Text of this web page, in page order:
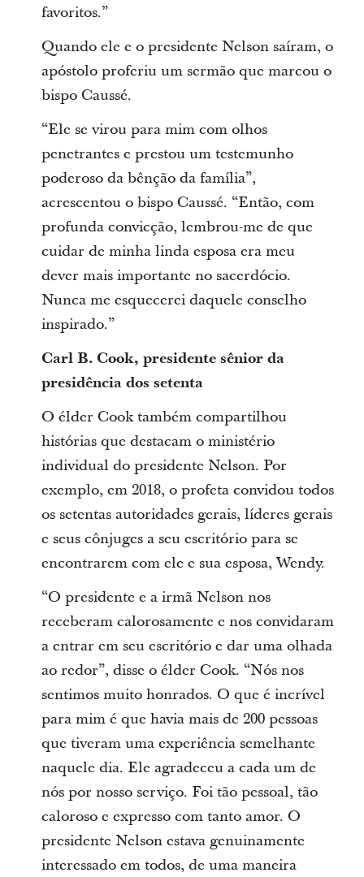
favoritos.”
Quando ele e o presidente Nelson saíram, o
apóstolo proferiu um sermão que marcou o
bispo Caussé.
“Ele se virou para mim com olhos
penetrantes e prestou um testemunho
poderoso da bênção da família”,
acrescentou o bispo Caussé. “Então, com
profunda convicção, lembrou-me de que
cuidar de minha linda esposa era meu
dever mais importante no sacerdócio.
Nunca me esquecerei daquele conselho
inspirado.”
Carl B. Cook, presidente sênior da
presidência dos setenta
O élder Cook também compartilhou
histórias que destacam o ministério
individual do presidente Nelson. Por
exemplo, em 2018, o profeta convidou todos
os setentas autoridades gerais, líderes gerais
e seus cônjuges a seu escritório para se
encontrarem com ele e sua esposa, Wendy.
“O presidente e a irmã Nelson nos
receberam calorosamente e nos convidaram
a entrar em seu escritório e dar uma olhada
ao redor”, disse o élder Cook. “Nós nos
sentimos muito honrados. O que é incrível
para mim é que havia mais de 200 pessoas
que tiveram uma experiência semelhante
naquele dia. Ele agradeceu a cada um de
nós por nosso serviço. Foi tão pessoal, tão
caloroso e expresso com tanto amor. O
presidente Nelson estava genuinamente
interessado em todos, de uma maneira